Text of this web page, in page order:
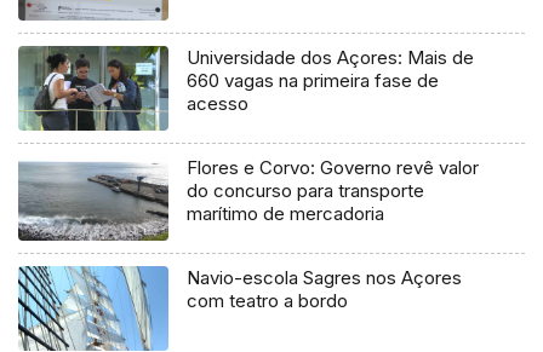
Universidade dos Açores: Mais de
660 vagas na primeira fase de
acesso
Flores e Corvo: Governo revê valor
do concurso para transporte
marítimo de mercadoria
Navio-escola Sagres nos Açores
com teatro a bordo